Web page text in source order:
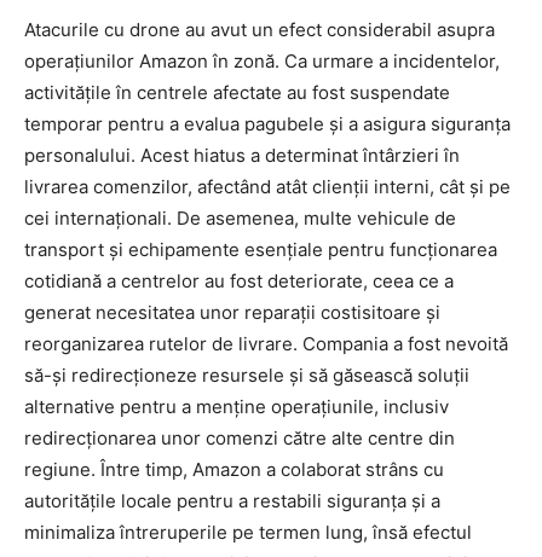
Atacurile cu drone au avut un efect considerabil asupra
operațiunilor Amazon în zonă. Ca urmare a incidentelor,
activitățile în centrele afectate au fost suspendate
temporar pentru a evalua pagubele și a asigura siguranța
personalului. Acest hiatus a determinat întârzieri în
livrarea comenzilor, afectând atât clienții interni, cât și pe
cei internaționali. De asemenea, multe vehicule de
transport și echipamente esențiale pentru funcționarea
cotidiană a centrelor au fost deteriorate, ceea ce a
generat necesitatea unor reparații costisitoare și
reorganizarea rutelor de livrare. Compania a fost nevoită
să-și redirecționeze resursele și să găsească soluții
alternative pentru a menține operațiunile, inclusiv
redirecționarea unor comenzi către alte centre din
regiune. Între timp, Amazon a colaborat strâns cu
autoritățile locale pentru a restabili siguranța și a
minimaliza întreruperile pe termen lung, însă efectul